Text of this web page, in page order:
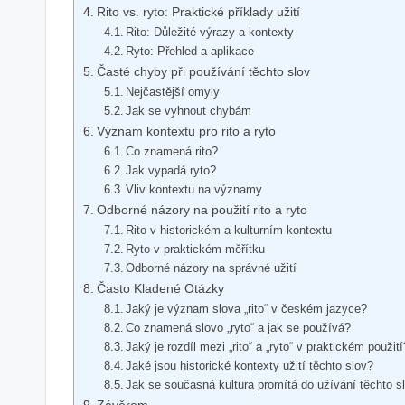
Rito vs. ryto: Praktické příklady užití
Rito: Důležité výrazy a kontexty
Ryto: Přehled a aplikace
Časté chyby při používání těchto slov
Nejčastější omyly
Jak se vyhnout chybám
Význam kontextu pro rito a ryto
Co znamená rito?
Jak vypadá ryto?
Vliv kontextu na významy
Odborné názory na použití rito a ryto
Rito v historickém a kulturním kontextu
Ryto v praktickém měřítku
Odborné názory na správné užití
Často Kladené Otázky
Jaký je význam slova „rito“ v českém jazyce?
Co znamená slovo „ryto“ a jak se používá?
Jaký je rozdíl mezi „rito“ a „ryto“ v praktickém
Jaké jsou historické kontexty užití těchto slov?
Jak se současná kultura promítá do užívání těchto